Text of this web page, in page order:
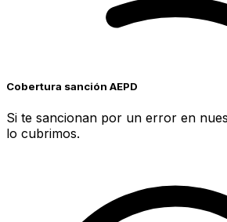
Cobertura sanción AEPD
Si te sancionan por un error en
lo cubrimos.